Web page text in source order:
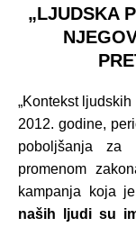
„LJUDSKA
„Kontekst
2012. godine,
poboljšanja za
promenom
kampanja koja
naših ljudi su